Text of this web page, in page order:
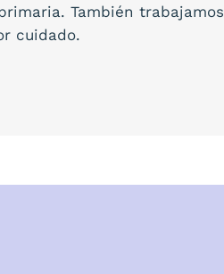
También trabajamos
cuidado.